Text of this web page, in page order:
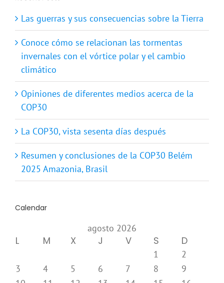
Las guerras y sus consecuencias sobre la Tierra
Conoce cómo se relacionan las tormentas
invernales con el vórtice polar y el cambio
climático
Opiniones de diferentes medios acerca de la
COP30
La COP30, vista sesenta días después
Resumen y conclusiones de la COP30 Belém
2025 Amazonia, Brasil
agosto 2026
L M X J V S D
1
2
3
4 5 6 7 8
9